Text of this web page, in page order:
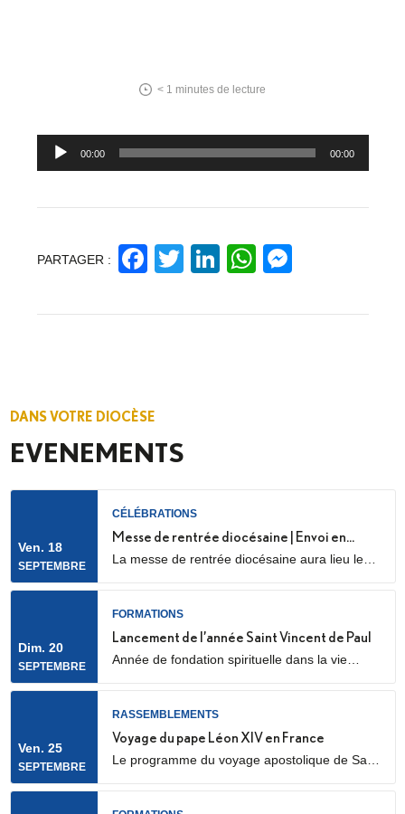
< 1 minutes de lecture
Lecteur
audio
00:00 00:00
PARTAGER : Facebook
Twitter
LinkedIn
WhatsApp
DANS VOTRE DIOCÈSE
EVENEMENTS
Ven. 18
SEPTEMBRE
CÉLÉBRATIONS
Messe de rentrée diocésaine | Envoi en
mission des LME
La messe de rentrée diocésaine aura lieu le
(28 Rue de l’Église, 92000 Nanterre) Elle sera
marquée par l’envoi en mission des Laïcs en
en mission ecclésiale ? Les Laïcs en...
Dim. 20
SEPTEMBRE
FORMATIONS
Lancement de l’année Saint Vincent de Paul
Année de fondation spirituelle dans la vie
biblique, accompagnement spirituel, service
auprès des plus pauvres ou des plus jeunes,
vie fraternelle.
Ven. 25
SEPTEMBRE
RASSEMBLEMENTS
Voyage du pape Léon XIV en France
Le programme du voyage apostolique de Sa